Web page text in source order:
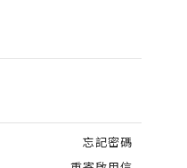
忘記密碼